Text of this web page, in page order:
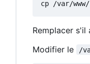
Remplacer
Modifier le /